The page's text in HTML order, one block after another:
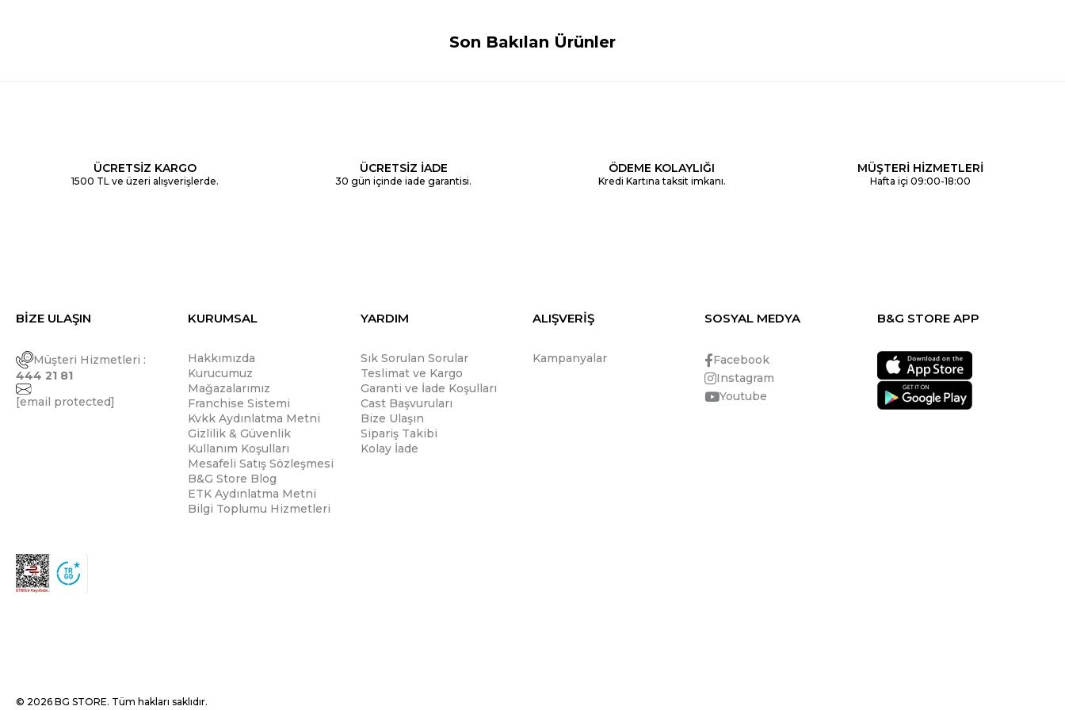
Son Bakılan Ürünler
ÜCRETSİZ KARGO
1500 TL ve üzeri alışverişlerde.
ÜCRETSİZ İADE
30 gün içinde iade garantisi.
ÖDEME KOLAYLIĞI
Kredi Kartına taksit imkanı.
MÜŞTERİ HİZMETLERİ
Hafta içi 09:00-18:00
BİZE ULAŞIN
Müşteri Hizmetleri :
444 21 81
[email protected]
KURUMSAL
Hakkımızda
Kurucumuz
Mağazalarımız
Franchise Sistemi
Kvkk Aydınlatma Metni
Gizlilik & Güvenlik
Kullanım Koşulları
Mesafeli Satış Sözleşmesi
B&G Store Blog
ETK Aydınlatma Metni
Bilgi Toplumu Hizmetleri
YARDIM
Sık Sorulan Sorular
Teslimat ve Kargo
Garanti ve İade Koşulları
Cast Başvuruları
Bize Ulaşın
Sipariş Takibi
Kolay İade
ALIŞVERİŞ
Kampanyalar
SOSYAL MEDYA
Facebook
Instagram
Youtube
B&G STORE APP
© 2026 BG STORE. Tüm hakları saklıdır.